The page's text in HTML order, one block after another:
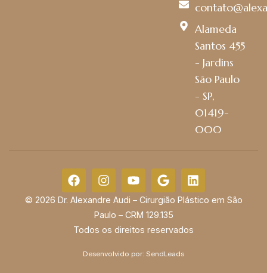
Alameda
Santos 455
- Jardins
São Paulo
- SP,
01419-
000
© 2026 Dr. Alexandre Audi – Cirurgião Plástico em São
Paulo – CRM 129.135
Todos os direitos reservados
Desenvolvido por: SendLeads